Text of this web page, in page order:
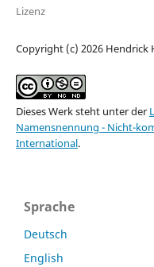
Lizenz
Copyright (c) 2026 Hendrick
Dieses Werk steht unter der
Namensnennung - Nicht-
International.
Sprache
Deutsch
English